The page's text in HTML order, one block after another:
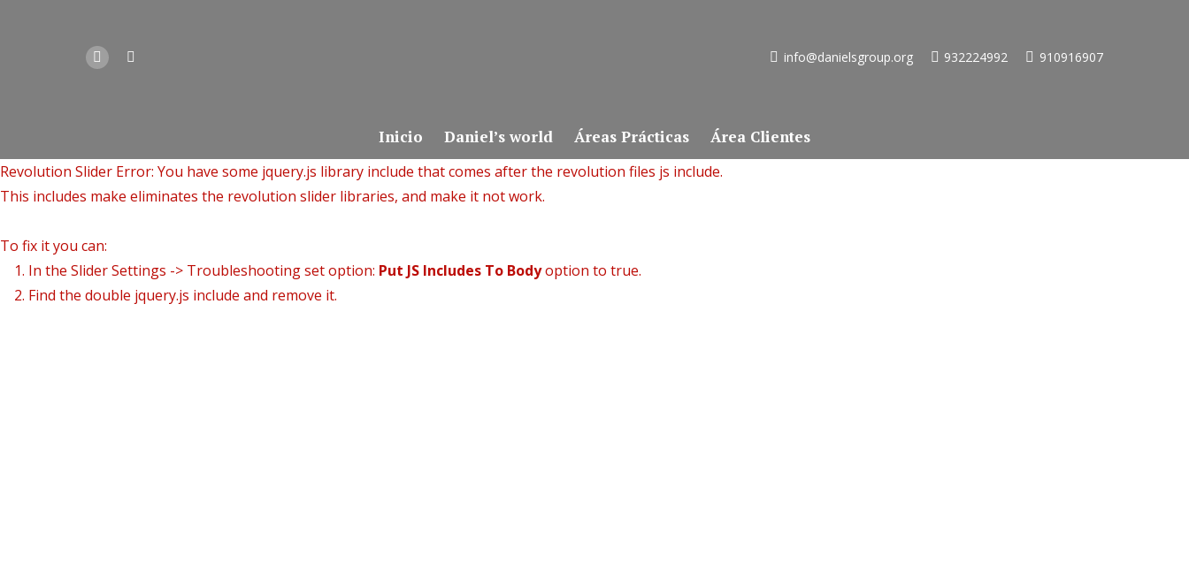
info@danielsgroup.org 932224992 910916907
Inicio Daniel’s world Áreas Prácticas Área Clientes
Revolution Slider Error: You have some jquery.js library include that comes after the revolution files js include.
This includes make eliminates the revolution slider libraries, and make it not work.
To fix it you can:
1. In the Slider Settings -> Troubleshooting set option: Put JS Includes To Bodyoption to true.
2. Find the double jquery.js include and remove it.